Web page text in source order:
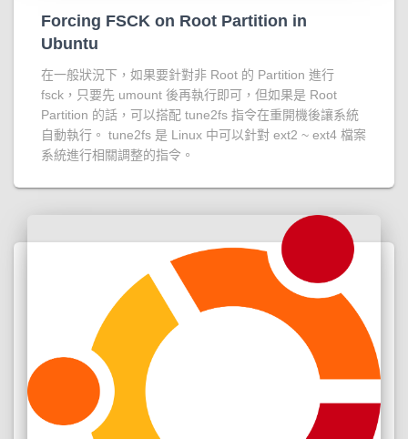
Forcing FSCK on Root Partition in
Ubuntu
在一般狀況下，如果要針對非 Root 的 Partition 進行
fsck，只要先 umount 後再執行即可，但如果是 Root
Partition 的話，可以搭配 tune2fs 指令在重開機後讓系統
自動執行。 tune2fs 是 Linux 中可以針對 ext2 ~ ext4 檔案
系統進行相關調整的指令。